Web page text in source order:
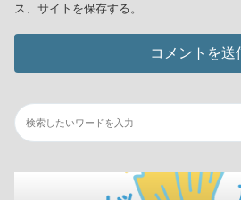
ス、サイトを保存する。